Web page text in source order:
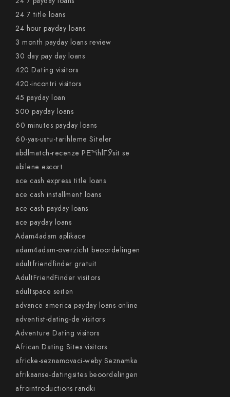
24 7 title loans
24 hour payday loans
3 month payday loans review
30 day pay day loans
420 Dating visitors
420-incontri visitors
45 payday loan
500 payday loans
60 minutes payday loans
60-yas-ustu-tarihleme Siteler
abdlmatch-recenze PЕ™ihlГЎsit se
abilene escort
ace cash express title loans
ace cash installment loans
ace cash payday loans
ace payday loans
Adam4adam aplikace
adam4adam-overzicht beoordelingen
adultfriendfinder gratuit
AdultFriendFinder visitors
adultspace seiten
advance america payday loans online
adventist-dating-de visitors
Adventure Dating visitors
African Dating Sites visitors
africke-seznamovaci-weby Seznamka
afrikaanse-datingsites beoordelingen
afrointroductions randki